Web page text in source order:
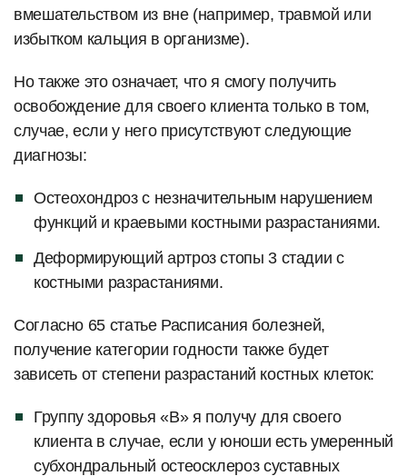
вмешательством из вне (например, травмой или
избытком кальция в организме).
Но также это означает, что я смогу получить
освобождение для своего клиента только в том,
случае, если у него присутствуют следующие
диагнозы:
Остеохондроз с незначительным нарушением
функций и краевыми костными разрастаниями.
Деформирующий артроз стопы 3 стадии с
костными разрастаниями.
Согласно 65 статье Расписания болезней,
получение категории годности также будет
зависеть от степени разрастаний костных клеток:
Группу здоровья «В» я получу для своего
клиента в случае, если у юноши есть умеренный
субхондральный остеосклероз суставных